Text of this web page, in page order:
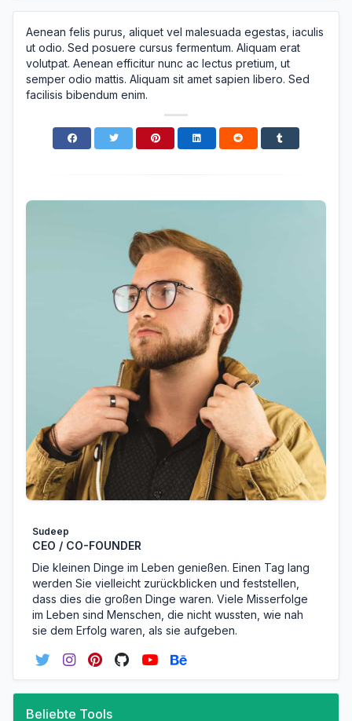
Aenean felis purus, aliquet vel malesuada egestas, iaculis
ut odio. Sed posuere cursus fermentum. Aliquam erat
volutpat. Aenean efficitur nunc ac lectus pretium, ut
semper odio mattis. Aliquam sit amet sapien libero. Sed
facilisis bibendum enim.
Sudeep
CEO / CO-FOUNDER
Die kleinen Dinge im Leben genießen. Einen Tag lang
werden Sie vielleicht zurückblicken und feststellen,
dass dies die großen Dinge waren. Viele Misserfolge
im Leben sind Menschen, die nicht wussten, wie nah
sie dem Erfolg waren, als sie aufgeben.
Beliebte Tools